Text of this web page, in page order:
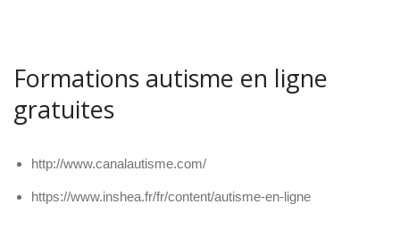
Formations autisme en ligne
gratuites
http://www.canalautisme.com/
https://www.inshea.fr/fr/content/autisme-en-ligne